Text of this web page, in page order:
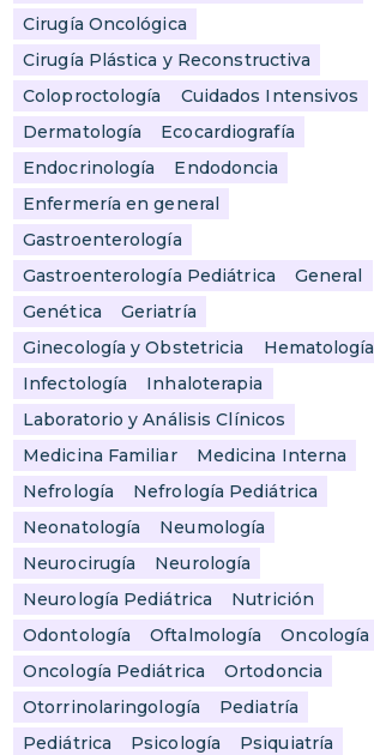
Cirugía Oncológica
Cirugía Plástica y Reconstructiva
Coloproctología
Cuidados Intensivos
Dermatología
Ecocardiografía
Endocrinología
Endodoncia
Enfermería en general
Gastroenterología
Gastroenterología Pediátrica
General
Genética
Geriatría
Ginecología y Obstetricia
Hematología
Infectología
Inhaloterapia
Laboratorio y Análisis Clínicos
Medicina Familiar
Medicina Interna
Nefrología
Nefrología Pediátrica
Neonatología
Neumología
Neurocirugía
Neurología
Neurología Pediátrica
Nutrición
Odontología
Oftalmología
Oncología
Oncología Pediátrica
Ortodoncia
Otorrinolaringología
Pediatría
Pediátrica
Psicología
Psiquiatría